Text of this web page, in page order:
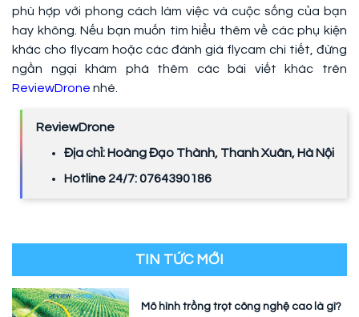
phù hợp với phong cách làm việc và cuộc sống của bạn
hay không. Nếu bạn muốn tìm hiểu thêm về các phụ kiện
khác cho flycam hoặc các đánh giá flycam chi tiết, đừng
ngần ngại khám phá thêm các bài viết khác trên
ReviewDrone nhé.
ReviewDrone
Địa chỉ: Hoàng Đạo Thành, Thanh Xuân, Hà Nội
Hotline 24/7: 0764390186
TIN TỨC MỚI
Mô hình trồng trọt công nghệ cao là gì?